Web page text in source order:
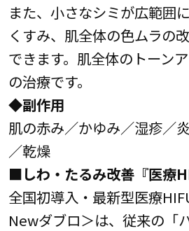
また、小さなシミが広範囲
くすみ、肌全体の色ムラの
できます。肌全体のトーン
の治療です。
◆副作用
肌の赤み／かゆみ／湿疹／
／乾燥
■しわ・たるみ改善『医療
全国初導入・最新型医療
Newダブロ＞は、従来の「